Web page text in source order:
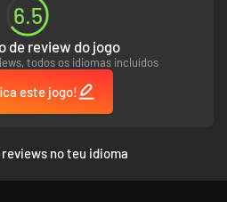
Edition
6.5
de review do jogo
todos os idiomas incluídos
este jogo!
no teu idioma